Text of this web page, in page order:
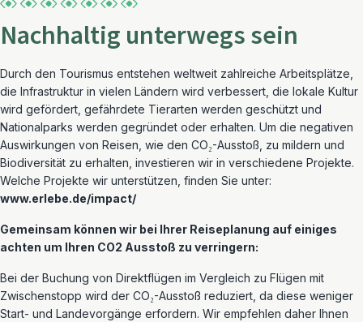
Nachhaltig unterwegs sein
Durch den Tourismus entstehen weltweit zahlreiche Arbeitsplätze,
die Infrastruktur in vielen Ländern wird verbessert, die lokale Kultur
wird gefördert, gefährdete Tierarten werden geschützt und
Nationalparks werden gegründet oder erhalten. Um die negativen
Auswirkungen von Reisen, wie den CO₂-Ausstoß, zu mildern und
Biodiversität zu erhalten, investieren wir in verschiedene Projekte.
Welche Projekte wir unterstützen, finden Sie unter:
www.erlebe.de/impact/
Gemeinsam können wir bei Ihrer Reiseplanung auf einiges
achten um Ihren CO2 Ausstoß zu verringern:
Bei der Buchung von Direktflügen im Vergleich zu Flügen mit
Zwischenstopp wird der CO₂-Ausstoß reduziert, da diese weniger
Start- und Landevorgänge erfordern. Wir empfehlen daher Ihnen